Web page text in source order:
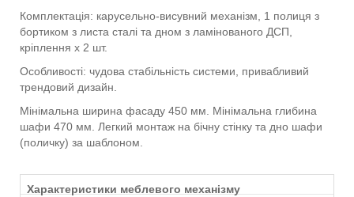
Комплектація: карусельно-висувний механізм, 1 полиця з
бортиком з листа сталі та дном з ламінованого ДСП,
кріплення х 2 шт.
Особливості: чудова стабільність системи, привабливий
трендовий дизайн.
Мінімальна ширина фасаду 450 мм. Мінімальна глибина
шафи 470 мм. Легкий монтаж на бічну стінку та дно шафи
(поличку) за шаблоном.
Характеристики меблевого механізму